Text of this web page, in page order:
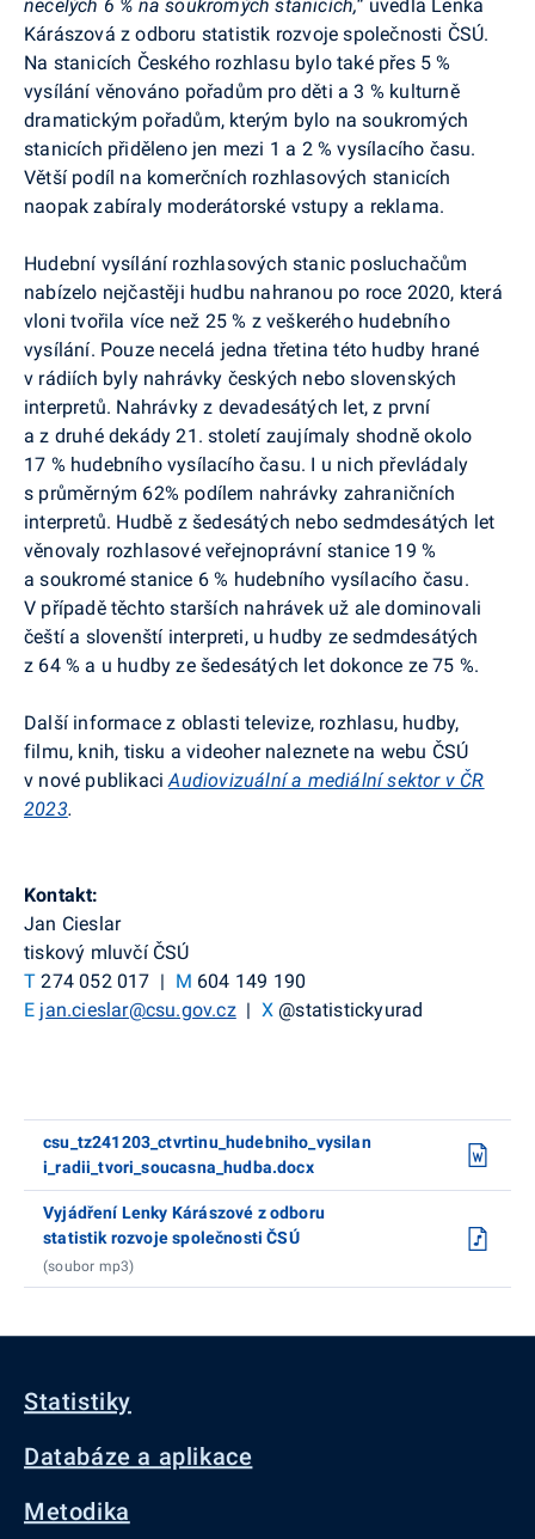
necelých 6 % na soukromých stanicích,“uvedla Lenka
Kárászová z odboru statistik rozvoje společnosti ČSÚ.
Na stanicích Českého rozhlasu bylo také přes 5 %
vysílání věnováno pořadům pro děti a 3 % kulturně
dramatickým pořadům, kterým bylo na soukromých
stanicích přiděleno jen mezi 1 a 2 % vysílacího času.
Větší podíl na komerčních rozhlasových stanicích
naopak zabíraly moderátorské vstupy a reklama.
Hudební vysílání rozhlasových stanic posluchačům
nabízelo nejčastěji hudbu nahranou po roce 2020, která
vloni tvořila více než 25 % z veškerého hudebního
vysílání. Pouze necelá jedna třetina této hudby hrané
v rádiích byly nahrávky českých nebo slovenských
interpretů. Nahrávky z devadesátých let, z první
a z druhé dekády 21. století zaujímaly shodně okolo
17 % hudebního vysílacího času. I u nich převládaly
s průměrným 62% podílem nahrávky zahraničních
interpretů. Hudbě z šedesátých nebo sedmdesátých let
věnovaly rozhlasové veřejnoprávní stanice 19 %
a soukromé stanice 6 % hudebního vysílacího času.
V případě těchto starších nahrávek už ale dominovali
čeští a slovenští interpreti, u hudby ze sedmdesátých
z 64 % a u hudby ze šedesátých let dokonce ze 75 %.
Další informace z oblasti televize, rozhlasu, hudby,
filmu, knih, tisku a videoher naleznete na webu ČSÚ
v nové publikaciAudiovizuální a mediální sektor v ČR
2023.
Kontakt:
Jan Cieslar
tiskový mluvčí ČSÚ
T274 052 017 | M 604 149 190
E jan.cieslar@csu.gov.cz| X @statistickyurad
csu_tz241203_ctvrtinu_hudebniho_vysilan
i_radii_tvori_soucasna_hudba.docx
Vyjádření Lenky Kárászové z odboru
statistik rozvoje společnosti ČSÚ
(soubor mp3)
Statistiky
Databáze a aplikace
Metodika